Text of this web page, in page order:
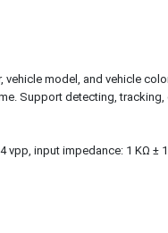
model, and vehicle
Support detecting,
vpp, input impedance: 1 KΩ ±